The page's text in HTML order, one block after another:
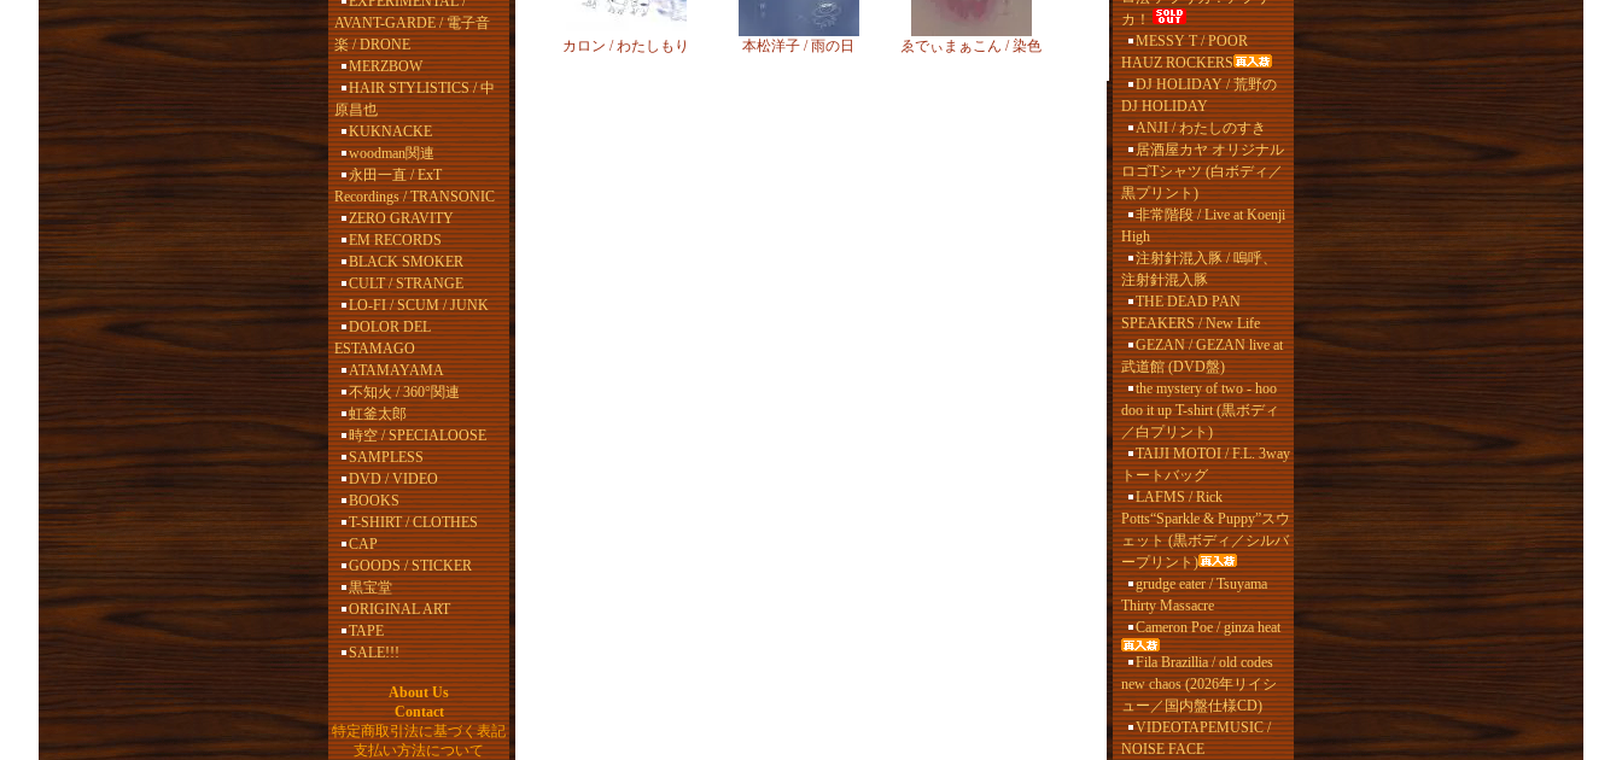
AVANT-GARDE / 電子音
楽 / DRONE
MERZBOW
HAIR STYLISTICS / 中
原昌也
KUKNACKE
woodman関連
永田一直 / ExT
Recordings / TRANSONIC
ZERO GRAVITY
EM RECORDS
BLACK SMOKER
CULT / STRANGE
LO-FI / SCUM / JUNK
DOLOR DEL
ESTAMAGO
ATAMAYAMA
不知火 / 360°関連
虹釜太郎
時空 / SPECIALOOSE
SAMPLESS
DVD / VIDEO
BOOKS
T-SHIRT / CLOTHES
CAP
GOODS / STICKER
黒宝堂
ORIGINAL ART
TAPE
SALE!!!
About Us
Contact
特定商取引法に基づく表記
支払い方法について
カロン / わたしもり 本松洋子 / 雨の日 ゑでぃまぁこん / 染色
カ！
MESSY T / POOR
HAUZ ROCKERS
DJ HOLIDAY / 荒野の
DJ HOLIDAY
ANJI / わたしのすき
居酒屋カヤ オリジナル
ロゴTシャツ (白ボディ／
黒プリント)
非常階段 / Live at Koenji
High
注射針混入豚 / 嗚呼、
注射針混入豚
THE DEAD PAN
SPEAKERS / New Life
GEZAN / GEZAN live at
武道館 (DVD盤)
the mystery of two - hoo
doo it up T-shirt (黒ボディ
／白プリント)
TAIJI MOTOI / F.L. 3way
トートバッグ
LAFMS / Rick
Potts“Sparkle & Puppy”スウ
ェット (黒ボディ／シルバ
ープリント)
grudge eater / Tsuyama
Thirty Massacre
Cameron Poe / ginza heat
Fila Brazillia / old codes
new chaos (2026年リイシ
ュー／国内盤仕様CD)
VIDEOTAPEMUSIC /
NOISE FACE